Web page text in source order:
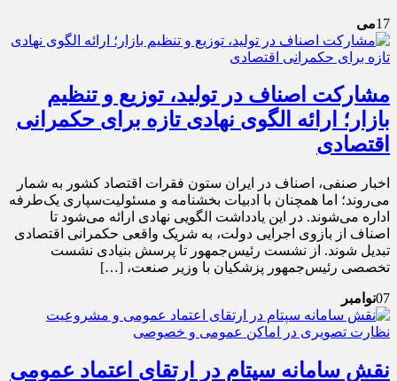
17می
مشارکت اصناف در تولید، توزیع و تنظیم
بازار؛ ارائه الگوی نهادی تازه برای حکمرانی
اقتصادی
اخبار صنفی، اصناف در ایران ستون فقرات اقتصاد کشور به شمار
می‌روند؛ اما همچنان با ادبیات بخشنامه و مسئولیت‌سپاری یک‌طرفه
اداره می‌شوند. در این یادداشت الگویی نهادی ارائه می‌شود تا
اصناف از بازوی اجرایی دولت، به شریک واقعی حکمرانی اقتصادی
تبدیل شوند. از نشست رئیس‌جمهور تا پرسش بنیادی نشست
تخصصی رئیس‌جمهور پزشکیان با وزیر صنعت، […]
07نوامبر
نقش سامانه سپتام در ارتقای اعتماد عمومی